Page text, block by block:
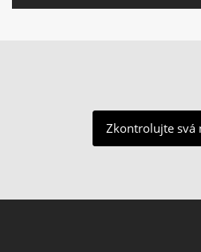
Zkontrolujte svá